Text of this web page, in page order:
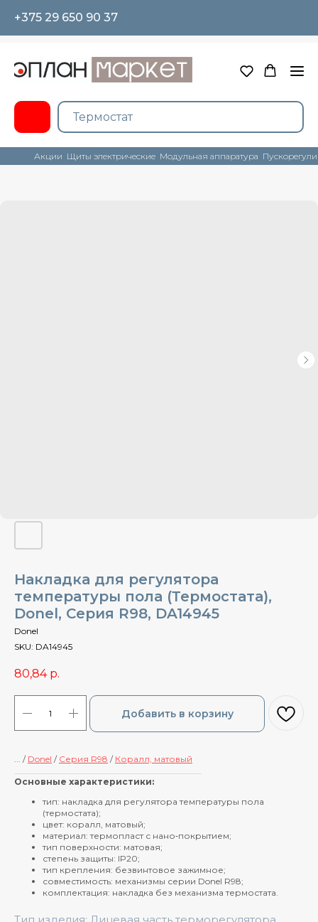
+375 29 650 90 37
Акции Щиты электрические Модульная аппаратура
Накладка для регулятора
температуры пола (Термостата),
Donel, Cерия R98, DA14945
Donel
SKU: DA14945
80,84 р.
Добавить в корзину
... / Donel / Cерия R98 / Коралл, матовый
Основные характеристики:
тип: накладка для регулятора температуры пола
(термостата);
цвет: коралл, матовый;
материал: термопласт с нано‑покрытием;
тип поверхности: матовая;
степень защиты: IP20;
тип крепления: безвинтовое зажимное;
совместимость: механизмы серии Donel R98;
комплектация: накладка без механизма термостата.